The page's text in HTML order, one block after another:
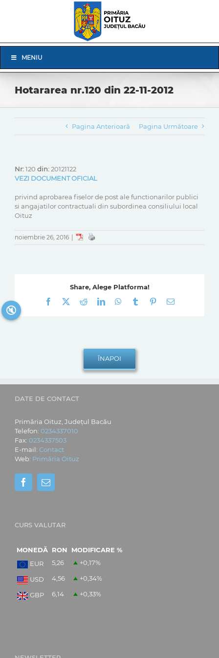
Navigation
MENIU
Hotararea nr.120 din 22-11-2012
Pagina Anterioară Pagina Următoare
Nr:120 din:20121122
VEZI DOCUMENT OFICIAL
privind aprobarea fiselor de post ale functionarilor publici
si angajatilor contractuali din subordinea consiliului local
Oituz
noiembrie 26, 2016
Share, Alege Platforma!
Facebook
RedditLinkedInWhatsApp
Tumblr Pinterest
E-
DATE DE CONTACT
Primăria Oituz, Județul Bacău
Telefon: 0234337010
Fax: 0234337503
E-mail: Contact
Web: Primăria Oituz
CURS VALUTAR
MONEDĂ RON
MODIFICARE %
EUR
5,26 +0,17%
USD 4,56 +0,34%
GBP 6,14 +0,33%
🔇